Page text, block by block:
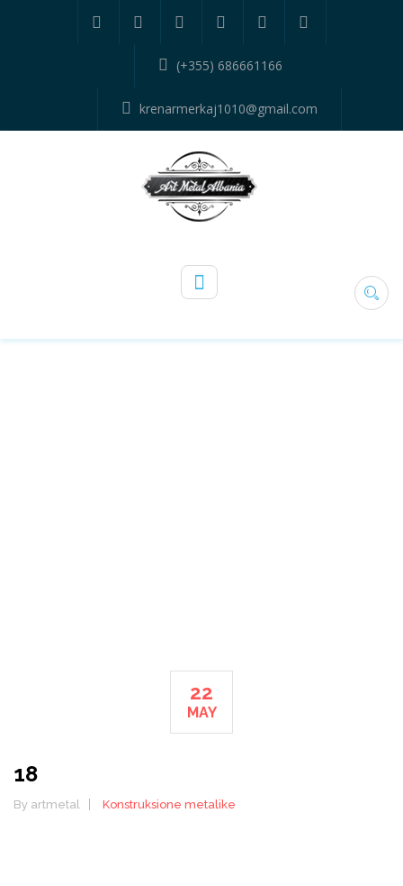
(+355) 686661166
krenarmerkaj1010@gmail.com
22
MAY
18
By artmetal Konstruksione metalike